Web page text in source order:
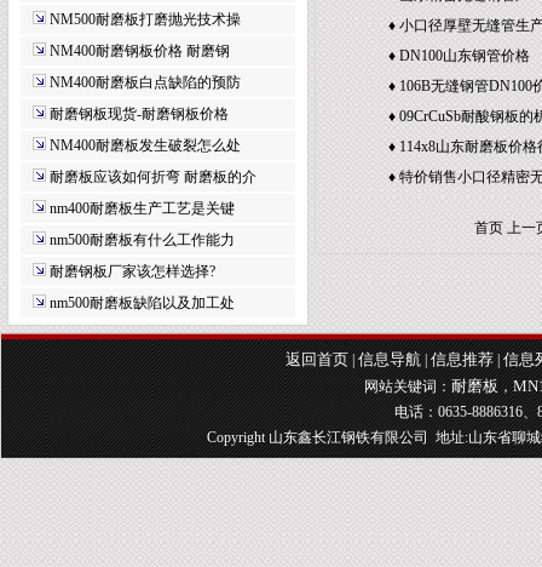
NM500耐磨板打磨抛光技术操
NM400耐磨钢板价格 耐磨钢
NM400耐磨板白点缺陷的预防
耐磨钢板现货-耐磨钢板价格
NM400耐磨板发生破裂怎么处
耐磨板应该如何折弯 耐磨板的介
nm400耐磨板生产工艺是关键
nm500耐磨板有什么工作能力
耐磨钢板厂家该怎样选择?
nm500耐磨板缺陷以及加工处
生产厂家
♦ 小口径厚壁无缝管生
缝钢管现货销售公司
♦ DN100山东钢管价格
钢管重量表
♦ 106B无缝钢管
厚壁无缝管现货供应
♦ 09CrCuSb耐酸钢板的
♦ 114x8山东耐磨板价
无缝钢管价格
♦ 特价销售小口径精密
管大全
首页 上一
返回首页|信息导航|信息推荐|信息
网站关键词：耐磨板，
电话：0635-8886316
Copyright 山东鑫长江钢铁有限公司 地址:山东省聊